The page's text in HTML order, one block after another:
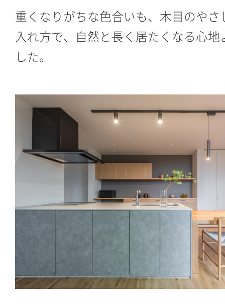
重くなりがちな色合いも、木目のやさ
入れ方で、自然と長く居たくなる心
した。